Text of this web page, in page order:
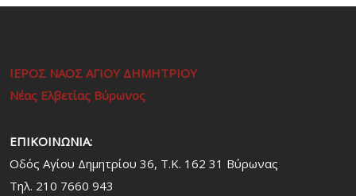
ΙΕΡΟΣ ΝΑΟΣ ΑΓΙΟΥ ΔΗΜΗΤΡΙΟΥ
Νέας Ελβετίας Βύρωνος
ΕΠΙΚΟΙΝΩΝΙΑ:
Οδός Αγίου Δημητρίου 36, Τ.Κ. 162 31 Bύρωνας
Τηλ. 210 7660 943